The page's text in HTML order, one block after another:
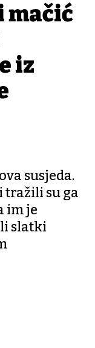
mačić
iz
susjeda.
tražili su ga
im je
slatki